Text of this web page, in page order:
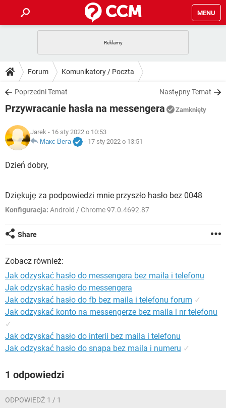
MENU
GRY WHATSAPP
SPOTIFY
INSTAGRAM FACEBOOK
WINDOWS 10
PORADY
PlayStation TIKTOK
INSTAGRAM
WINDOWS 10
DO POBRANIA
ANDROID TIKTOK
GRY
IOS NETFLIX
INSTAGRAM
FORUM
COVID-19
GRY
SPOTIFY
ARTYKUŁY
COVID-19
SPOTIFY NETFLIX
INSTAGRAM FACEBOOK
WINDOWS 10
Forum Komunikatory / Poczta
Poprzedni Temat Następny Temat
Przywracanie hasła na messengera Zamknięty
Jarek - 16 sty 2022 o 10:53
Макс Вега
- 17 sty 2022 o 13:51
Dzień dobry,
Dziękuję za podpowiedzi mnie przyszło hasło bez 0048
Konfiguracja: Android / Chrome 97.0.4692.87
Share
Zobacz również:
Jak odzyskać hasło do messengera bez maila i telefonu
Jak odzyskać hasło do messengera
Jak odzyskać hasło do fb bez maila i telefonu forum ✓
Jak odzyskać konto na messengerze bez maila i nr telefonu
✓
Jak odzyskać hasło do interii bez maila i telefonu
Jak odzyskać hasło do snapa bez maila i numeru ✓
1 odpowiedzi
ODPOWIEDŹ 1 / 1